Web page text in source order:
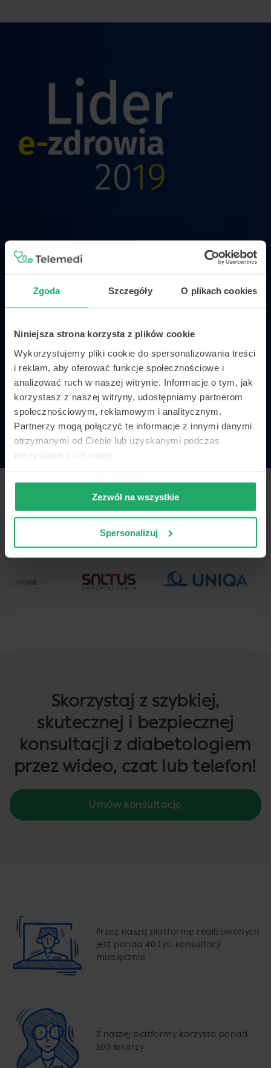
Zgoda Szczegóły O plikach cookies
Niniejsza strona korzysta z plików cookie
Wykorzystujemy pliki cookie do spersonalizowania treści
i reklam, aby oferować funkcje społecznościowe i
analizować ruch w naszej witrynie. Informacje o tym, jak
korzystasz z naszej witryny, udostępniamy partnerom
społecznościowym, reklamowym i analitycznym.
Partnerzy mogą połączyć te informacje z innymi danymi
otrzymanymi od Ciebie lub uzyskanymi podczas
korzystania z ich usług.
Zezwól na wszystkie
Spersonalizuj
Poznaj Telemedi
konsultacje dostępne są poprzez:
w Polsce realizujemyponad 40 000 konsultacji
miesięcznie
z platformy w Polsce korzystaponad 50
podmiotów medycznych oraz 500 lekarzy
Zaufali nam m.in.:
Skorzystaj z szybkiej,
skutecznej i bezpiecznej
konsultacji z diabetologiem
przez wideo, czat lub telefon!
Umów konsultację
Przez naszą platformę realizowanych
jest ponad 40 tys. konsultacji
miesięcznie
Z naszej platformy korzysta ponad
500 lekarzy